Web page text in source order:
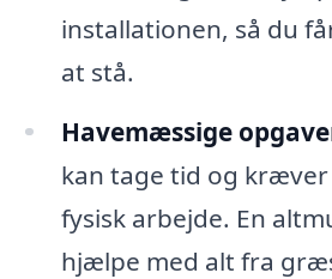
installationen, så du
at stå.
Havemæssige
kan tage tid og
fysisk arbejde. En
hjælpe med alt fra